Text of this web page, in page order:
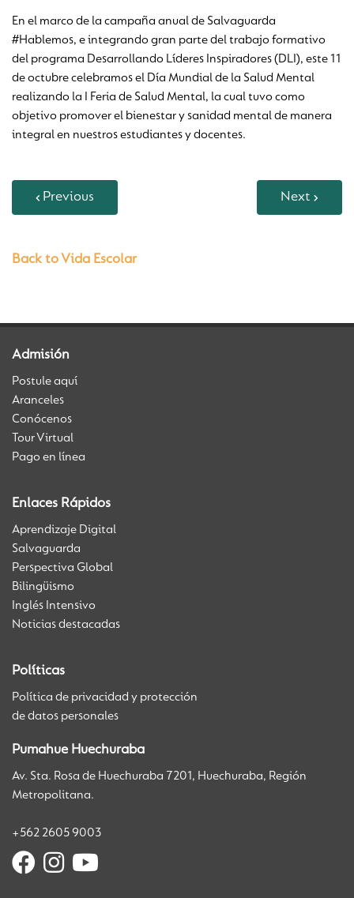
En el marco de la campaña anual de Salvaguarda
#Hablemos, e integrando gran parte del trabajo formativo
del programa Desarrollando Líderes Inspiradores (DLI), este 11
de octubre celebramos el Día Mundial de la Salud Mental
realizando la I Feria de Salud Mental, la cual tuvo como
objetivo promover el bienestar y sanidad mental de manera
integral en nuestros estudiantes y docentes.
Previous Next
Back to Vida Escolar
Admisión
Postule aquí
Aranceles
Conócenos
Tour Virtual
Pago en línea
Enlaces Rápidos
Aprendizaje Digital
Salvaguarda
Perspectiva Global
Bilingüismo
Inglés Intensivo
Noticias destacadas
Políticas
Política de privacidad y protección
de datos personales
Pumahue Huechuraba
Av. Sta. Rosa de Huechuraba 7201, Huechuraba, Región
Metropolitana.
+562 2605 9003